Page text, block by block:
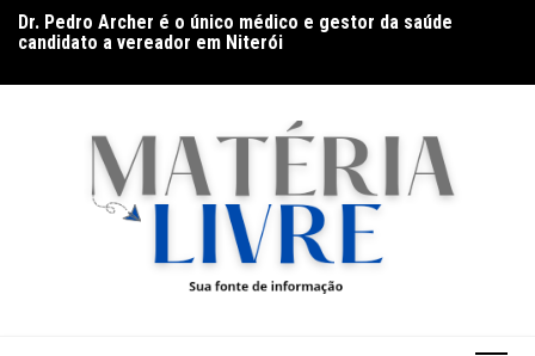
para
conteúdo
Dr. Pedro Archer é o único médico e gestor da saúde
candidato a vereador em Niterói
pequenas atitudes que fazem grande diferença